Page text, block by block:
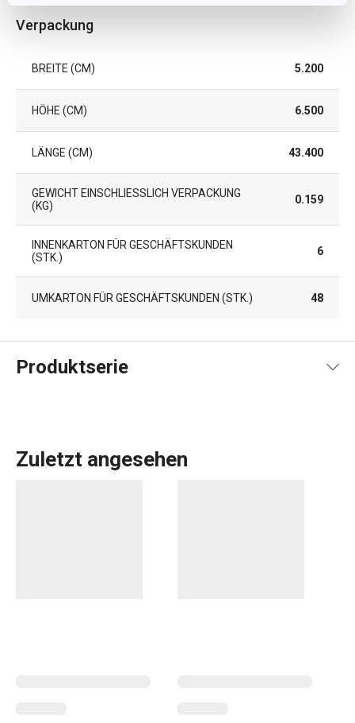
Verpackung
BREITE (CM) 5.200
HÖHE (CM) 6.500
LÄNGE (CM) 43.400
GEWICHT EINSCHLIESSLICH VERPACKUNG (
KG)
0.159
INNENKARTON FÜR GESCHÄFTSKUNDEN
(STK.)
6
UMKARTON FÜR GESCHÄFTSKUNDEN (STK.) 48
Produktserie
Zuletzt angesehen